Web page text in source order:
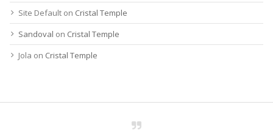
Site Default on Cristal Temple
Sandoval on Cristal Temple
Jola on Cristal Temple